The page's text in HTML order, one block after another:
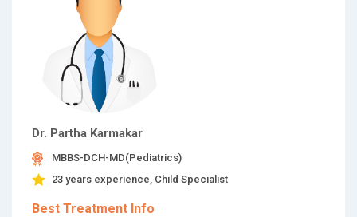
Dr. Partha Karmakar
MBBS-DCH-MD(Pediatrics)
23 years experience, Child Specialist
Best Treatment Info